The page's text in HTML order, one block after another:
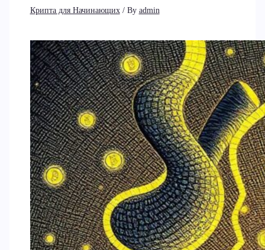
Крипта для Начинающих/ By admin